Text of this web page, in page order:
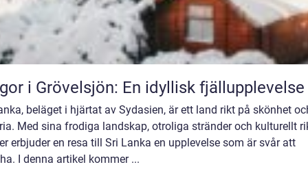
i Grövelsjön: En idyllisk fjällupplevelse
beläget i hjärtat av Sydasien, är ett land rikt på skönhet
Med sina frodiga landskap, otroliga stränder och kulturellt
erbjuder en resa till Sri Lanka en upplevelse som är svår att
I denna artikel kommer ...